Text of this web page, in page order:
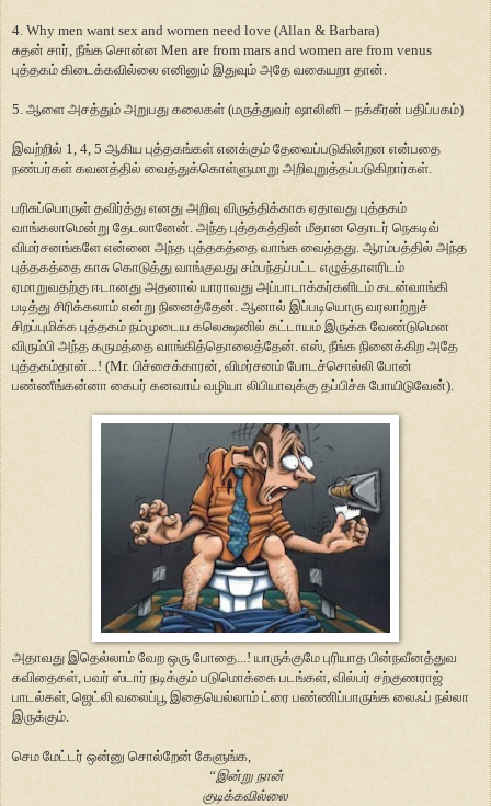
4. Why men want sex and women need love (Allan & Barbara)
சுதன் சார், நீங்க சொன்ன Men are from mars and women are from venus
புத்தகம் கிடைக்கவில்லை எனினும் இதுவும் அதே வகையறா தான்.
5. ஆளை அசத்தும் அறுபது கலைகள் (மருத்துவர் ஷாலினி – நக்கீரன் பதிப்பகம்)
இவற்றில் 1, 4, 5 ஆகிய புத்தகங்கள் எனக்கும் தேவைப்படுகின்றன என்பதை
நண்பர்கள் கவனத்தில் வைத்துக்கொள்ளுமாறு அறிவுறுத்தப்படுகிறார்கள்.
பரிசுப்பொருள் தவிர்த்து எனது அறிவு விருத்திக்காக ஏதாவது புத்தகம்
வாங்கலாமென்று தேடலானேன். அந்த புத்தகத்தின் மீதான தொடர் நெகடிவ்
விமர்சனங்களே என்னை அந்த புத்தகத்தை வாங்க வைத்தது. ஆரம்பத்தில் அந்த
புத்தகத்தை காசு கொடுத்து வாங்குவது சம்பந்தப்பட்ட எழுத்தாளரிடம்
ஏமாறுவதற்கு ஈடானது அதனால் யாராவது அப்பாடாக்கர்களிடம் கடன்வாங்கி
படித்து சிரிக்கலாம் என்று நினைத்தேன். ஆனால் இப்படியொரு வரலாற்றுச்
சிறப்புமிக்க புத்தகம் நம்முடைய கலெக்ஷனில் கட்டாயம் இருக்க வேண்டுமென
விரும்பி அந்த கருமத்தை வாங்கித்தொலைத்தேன். எஸ், நீங்க நினைக்கிற அதே
புத்தகம்தான்...! (Mr. பிச்சைக்காரன், விமர்சனம் போடச்சொல்லி போன்
பண்ணீங்கன்னா கைபர் கனவாய் வழியா லிபியாவுக்கு தப்பிச்சு போயிடுவேன்).
அதாவது இதெல்லாம் வேற ஒரு போதை...! யாருக்குமே புரியாத பின்நவீனத்துவ
கவிதைகள், பவர் ஸ்டார் நடிக்கும் படுமொக்கை படங்கள், வில்பர் சற்குணராஜ்
பாடல்கள், ஜெட்லி வலைப்பூ இதையெல்லாம் ட்ரை பண்ணிப்பாருங்க லைஃப் நல்லா
இருக்கும்.
செம மேட்டர் ஒன்னு சொல்றேன் கேளுங்க,
“இன்று நான்
குடிக்கவில்லை